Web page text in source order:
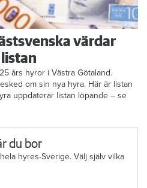
värdar
listan
års hyror i Västra Götaland.
om sin nya hyra. Här är listan
uppdaterar listan löpande – se
du bor
hyres-Sverige. Välj själv vilka